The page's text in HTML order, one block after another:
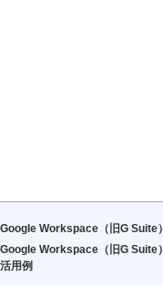
Google Workspace（旧G Suite）
Google Workspace（旧G Suite）
活用例